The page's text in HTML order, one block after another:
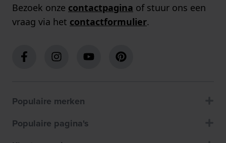
Bezoek onze contactpagina of stuur ons een
vraag via het contactformulier.
Populaire merken
Populaire pagina's